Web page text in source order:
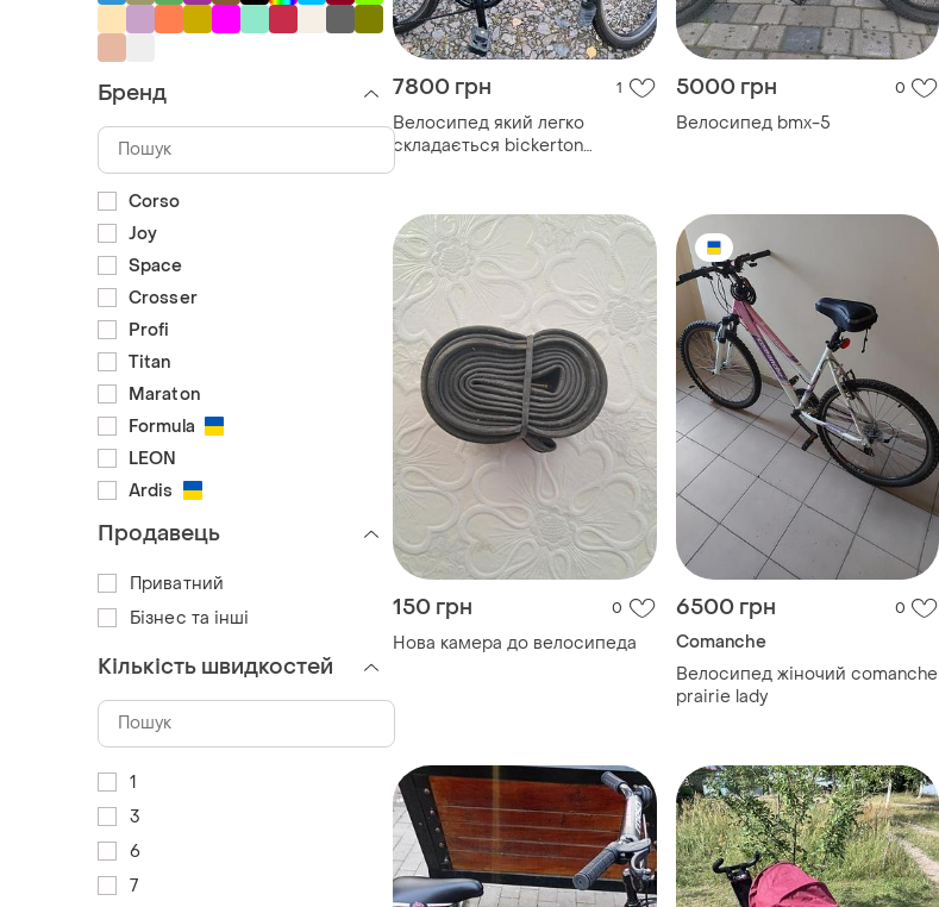
7800 грн 1
Велосипед який легко
складається bickerton
portables
5000 грн 0
Велосипед bmx-5
150 грн 0
Нова камера до велосипеда
6500 грн 0
Comanche
Велосипед жіночий comanche
prairie lady
Бренд
Corso
Joy
Space
Crosser
Profi
Titan
Maraton
Formula
LEON
Ardis
Продавець
Приватний
Бізнес та інші
Кількість швидкостей
1
3
6
7